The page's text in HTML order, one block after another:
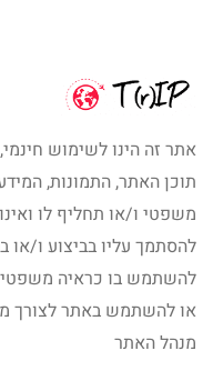
אתר זה הינו לשימוש
תוכן האתר, התמונות,
משפטי ו/או תחליף לו
להסתמך עליו בביצוע ו/או
להשתמש בו כראיה
או להשתמש באתר לצורך
מנהל האתר